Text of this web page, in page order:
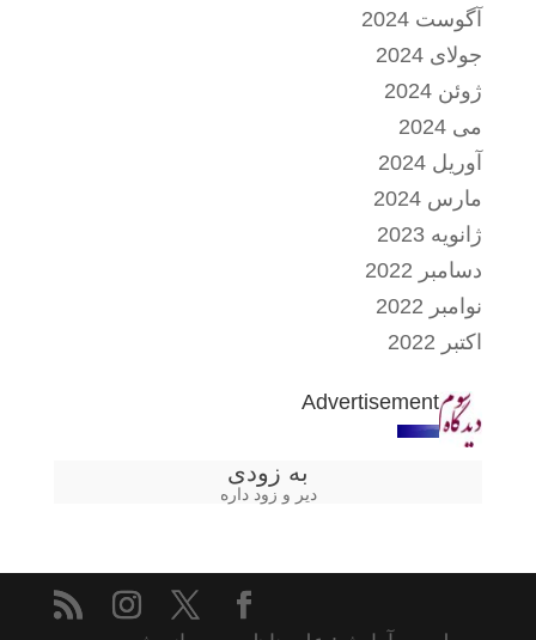
آگوست 2024
جولای 2024
ژوئن 2024
می 2024
آوریل 2024
مارس 2024
ژانویه 2023
دسامبر 2022
نوامبر 2022
اکتبر 2022
Advertisement
به زودی
دیر و زود داره